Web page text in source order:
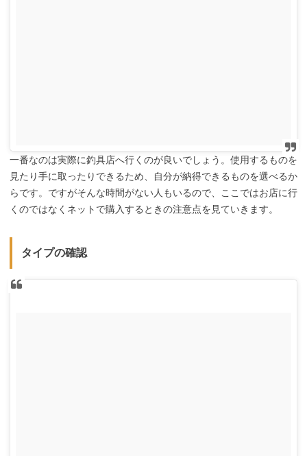
一番なのは実際に釣具店へ行くのが良いでしょう。使用するものを
見たり手に取ったりできるため、自分が納得できるものを選べるか
らです。ですがそんな時間がない人もいるので、ここではお店に行
くのではなくネットで購入するときの注意点を見ていきます。
タイプの確認